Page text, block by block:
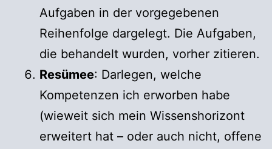
Aufgaben in der vorgegebenen
Reihenfolge dargelegt. Die Aufgaben,
die behandelt wurden, vorher zitieren.
Resümee: Darlegen, welche
Kompetenzen ich erworben habe
(wieweit sich mein Wissenshorizont
erweitert hat – oder auch nicht, offene